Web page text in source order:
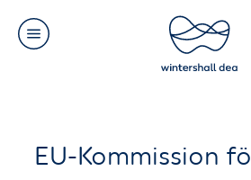
EU-Kommission